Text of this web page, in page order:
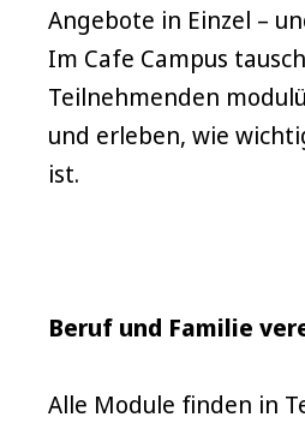
Angebote in Einzel –
Im Cafe Campus
Teilnehmenden
und erleben, wie
ist.
Beruf und Familie
Alle Module finden in